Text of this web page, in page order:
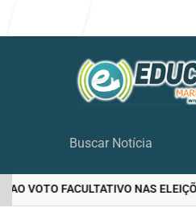
VOTO FACULTATIVO NAS ELEIÇÕES